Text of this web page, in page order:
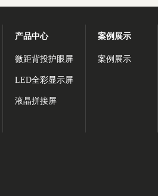
产品中心
微距背投护眼屏
LED全彩显示屏
液晶拼接屏
案例展示
案例展示